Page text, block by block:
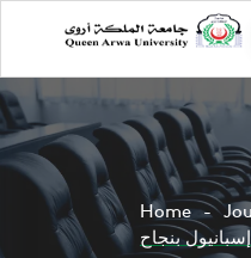
Home
بنجاح